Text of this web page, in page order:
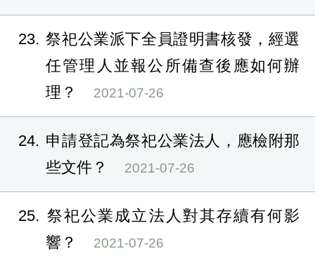
23 祭祀公業派下全員證明書核發，經選
任管理人並報公所備查後應如何辦
理？
2021-07-26
24
申請登記為祭祀公業法人，應檢附那
些文件？
2021-07-26
25
祭祀公業成立法人對其存續有何影
響？
2021-07-26